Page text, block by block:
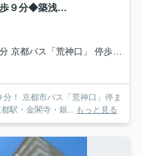
◆京阪鴨東線「神宮丸太町」駅徒歩９分◆築浅３LDK角住戸◆ペット飼育可能◆ローレルコート京都御所東
都バス「荒神口」 停歩1分
！ 京都市バス「荒神口」停ま
駅・金閣寺・銀... もっと見る